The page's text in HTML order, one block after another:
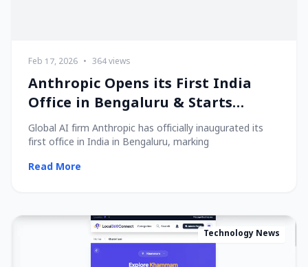
Feb 17, 2026 • 364 views
Anthropic Opens its First India
Office in Bengaluru & Starts
Hiring Local Talent!
Global AI firm Anthropic has officially inaugurated its
first office in India in Bengaluru, marking
Read More
Technology News